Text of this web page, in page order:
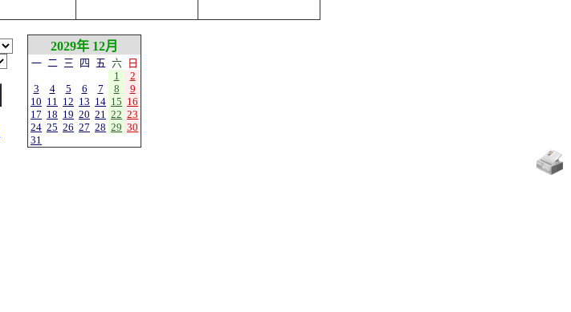
2029年 12月
一 二 三 四 五 六
日
1
2
3
4 5 6 7 8
9
10 11 12 13 14 15 16
17 18 19 20 21 22 23
24 25 26 27 28 29 30
31